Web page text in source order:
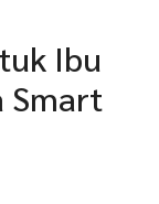
Ibu
Smart